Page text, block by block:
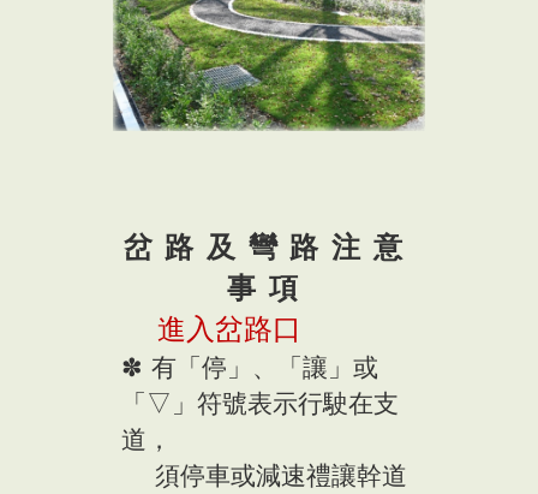
岔路及彎路注意
事項
進入岔路口
✽ 有「停」、「讓」或
「▽」符號表示行駛在支
道，
須停車或減速禮讓幹道